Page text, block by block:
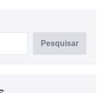
Pesquisar